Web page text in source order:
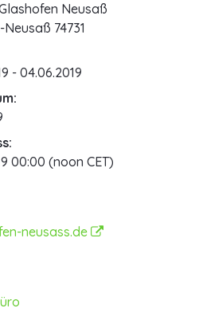
Neusaß
74731
- 04.06.2019
00:00 (noon CET)
neusass.de